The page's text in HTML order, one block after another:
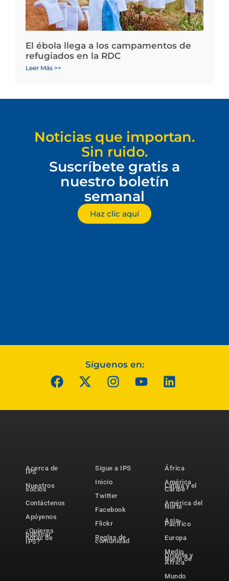
El ébola llega a los campamentos de
refugiados en la RDC
Leer Más >>
Noticias que importan.
Sin ruido.
Suscríbete gratis a
nuestro boletín
semanal
Haz clic aquí
Síguenos en:
Acerca de
IPS
Nuestros
socios
Contáctenos
Apóyenos
¿Quieres
publicar
notas de
IPS?
Sigue a IPS
Inicio
Twitter
Facebook
Flickr
Reglas de
comunidad
África
América
Latina y el
Caribe
América del
Norte
Asia-
Pacífico
Europa
Medio
Oriente y
Norte de
África
Mundo